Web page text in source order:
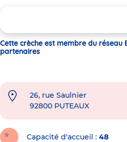
Cette crèche est membre du réseau
partenaires
26, rue Saulnier
92800 PUTEAUX
Capacité d'accueil 48